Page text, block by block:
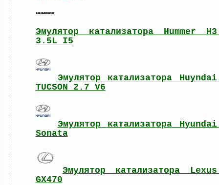
Эмулятор катализатора Hummer H3
3.5L I5
Эмулятор катализатора Huyndai
TUCSON 2.7 V6
Эмулятор катализатора Hyundai
Sonata
Эмулятор катализатора Lexus
GX470